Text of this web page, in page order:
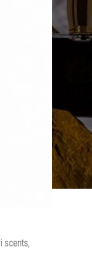
scents,